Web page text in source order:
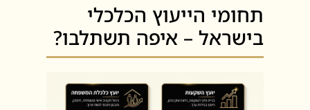
תחומי הייעוץ הכלכלי
בישראל – איפה תשתלבו?